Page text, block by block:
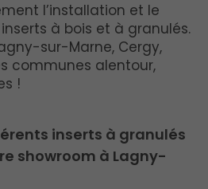
l’installation et le
à bois et à granulés.
sur-Marne, Cergy,
communes alentour,
!
inserts à granulés
showroom à Lagny-